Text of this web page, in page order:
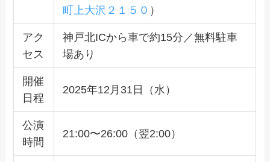
町上大沢２１５０ ）
アク
セス
神戸北ICから車で約15分／無料駐車
場あり
開催
日程
2025年12月31日（水）
公演
時間
21:00〜26:00（翌2:00）